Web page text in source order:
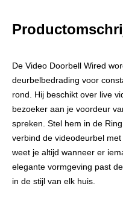
De Video Doorbell Wired
deurbelbedrading voor
rond. Hij beschikt over live
bezoeker aan je voordeur
spreken. Stel hem in de
verbind de videodeurbel
weet je altijd wanneer er
elegante vormgeving past
in de stijl van elk huis.